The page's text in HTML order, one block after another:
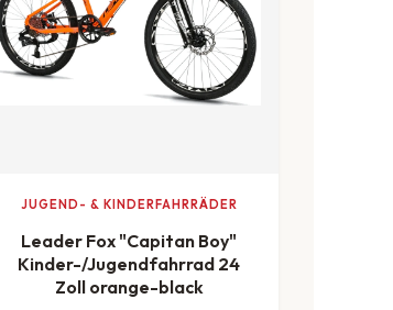
JUGEND- & KINDERFAHRRÄDER
Leader Fox "Capitan Boy"
Kinder-/Jugendfahrrad 24
Zoll orange-black